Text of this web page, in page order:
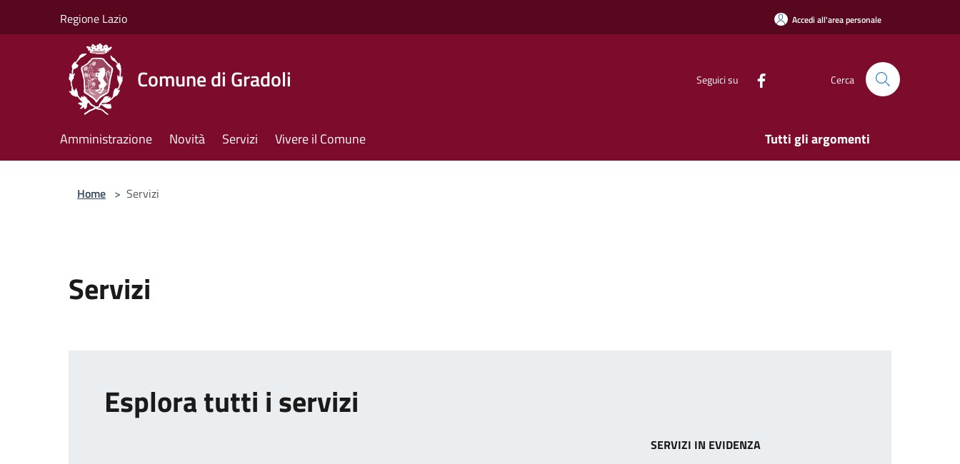
Regione Lazio Accedi all'area personale
Comune di Gradoli Seguici su Cerca
Amministrazione Novità Servizi Vivere il Comune Tutti gli argomenti
Home > Servizi
Servizi
Esplora tutti i servizi
SERVIZI IN EVIDENZA